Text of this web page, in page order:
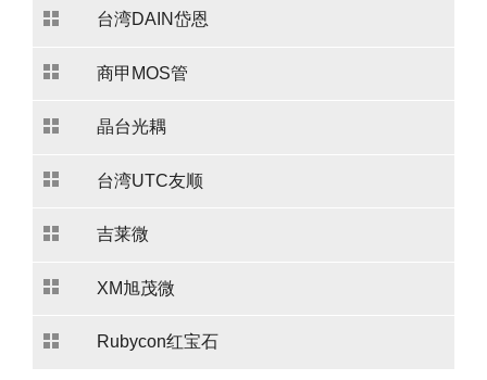
台湾DAIN岱恩
商甲MOS管
晶台光耦
台湾UTC友顺
吉莱微
XM旭茂微
Rubycon红宝石